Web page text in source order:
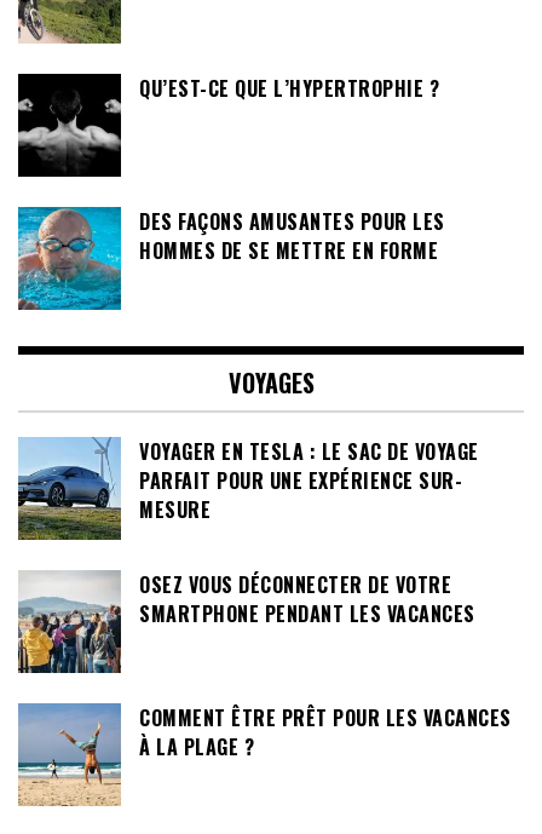
QU’EST-CE QUE L’HYPERTROPHIE ?
DES FAÇONS AMUSANTES POUR LES
HOMMES DE SE METTRE EN FORME
VOYAGES
VOYAGER EN TESLA : LE SAC DE VOYAGE
PARFAIT POUR UNE EXPÉRIENCE SUR-
MESURE
OSEZ VOUS DÉCONNECTER DE VOTRE
SMARTPHONE PENDANT LES VACANCES
COMMENT ÊTRE PRÊT POUR LES VACANCES
À LA PLAGE ?